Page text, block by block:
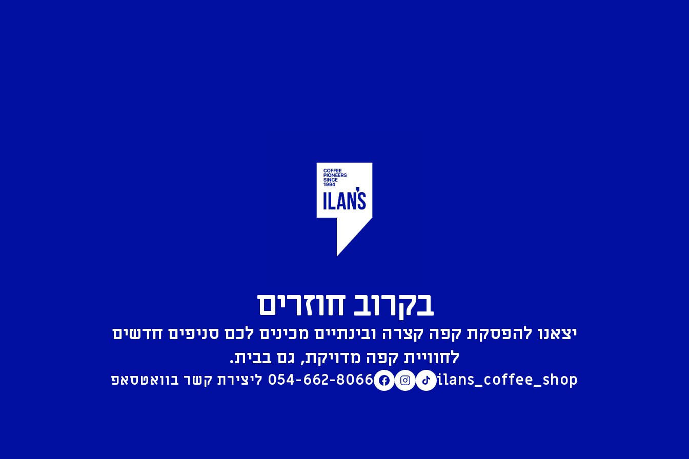
בקרוב חוזרים
יצאנו להפסקת קפה קצרה ובינתיים מכינים לכם סניפים חדשים
לחוויית קפה מדויקת, גם בבית.
054-662-8066 ilans_coffee_shop